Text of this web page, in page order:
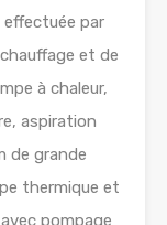
par
et de
à chaleur,
aspiration
de grande
thermique et
pompage